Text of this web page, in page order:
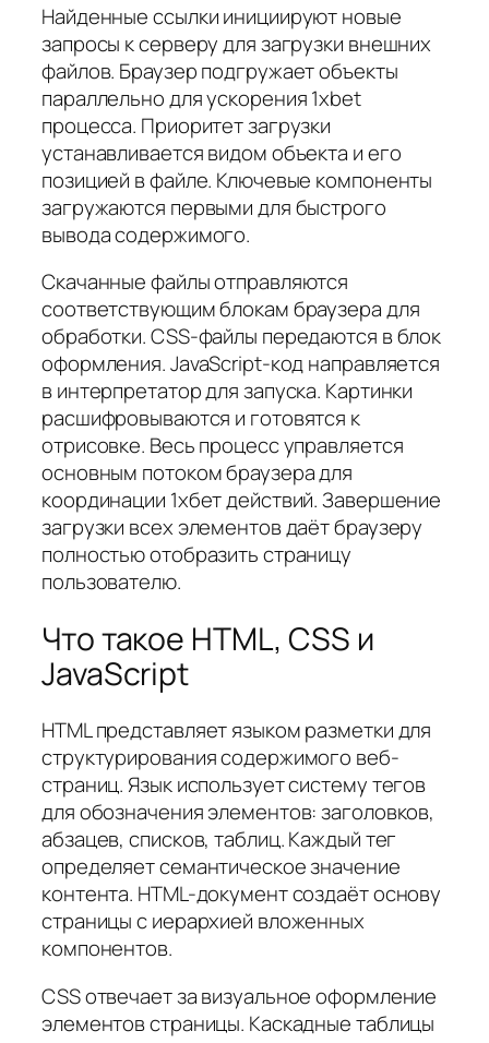
Найденные ссылки инициируют новые
запросы к серверу для загрузки внешних
файлов. Браузер подгружает объекты
параллельно для ускорения 1xbet
процесса. Приоритет загрузки
устанавливается видом объекта и его
позицией в файле. Ключевые компоненты
загружаются первыми для быстрого
вывода содержимого.
Скачанные файлы отправляются
соответствующим блокам браузера для
обработки. CSS-файлы передаются в блок
оформления. JavaScript-код направляется
в интерпретатор для запуска. Картинки
расшифровываются и готовятся к
отрисовке. Весь процесс управляется
основным потоком браузера для
координации 1хбет действий. Завершение
загрузки всех элементов даёт браузеру
полностью отобразить страницу
пользователю.
Что такое HTML, CSS и
JavaScript
HTML представляет языком разметки для
структурирования содержимого веб-
страниц. Язык использует систему тегов
для обозначения элементов: заголовков,
абзацев, списков, таблиц. Каждый тег
определяет семантическое значение
контента. HTML-документ создаёт основу
страницы с иерархией вложенных
компонентов.
CSS отвечает за визуальное оформление
элементов страницы. Каскадные таблицы